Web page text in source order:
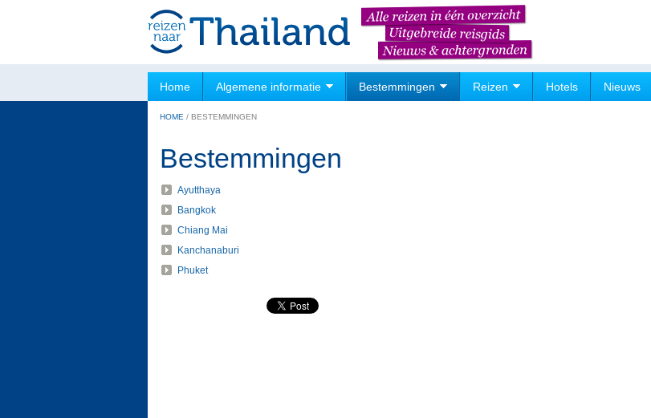
Home Algemene informatie Bestemmingen Reizen Hotels Nieuws
HOME / BESTEMMINGEN
Bestemmingen
Ayutthaya
Bangkok
Chiang Mai
Kanchanaburi
Phuket